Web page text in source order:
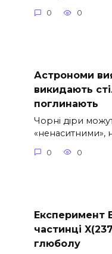
0 0
Астрономи
викидають
поглинають
Чорні діри
«ненаситними»,
0 0
Експеримент
частинці
глюболу